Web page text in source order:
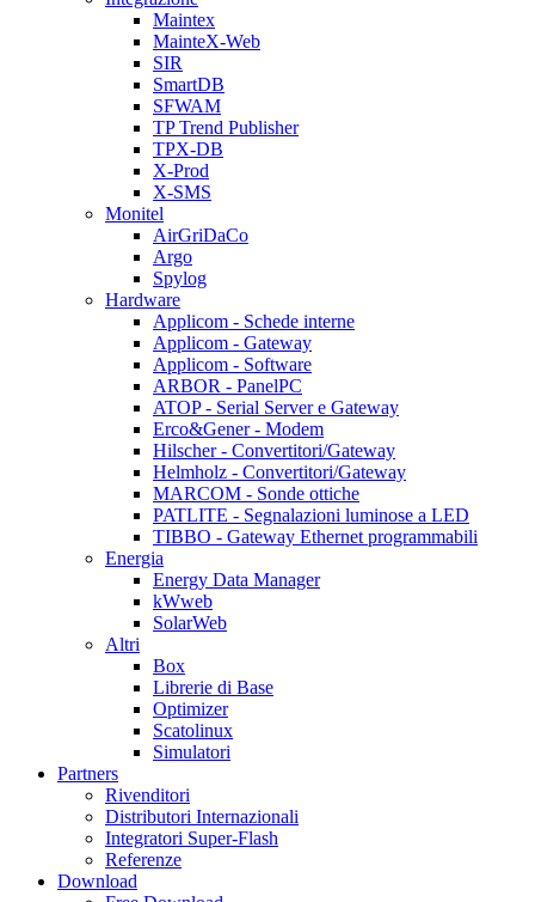
Maintex
MainteX-Web
SIR
SmartDB
SFWAM
TP Trend Publisher
TPX-DB
X-Prod
X-SMS
Monitel
AirGriDaCo
Argo
Spylog
Hardware
Applicom - Schede interne
Applicom - Gateway
Applicom - Software
ARBOR - PanelPC
ATOP - Serial Server e Gateway
Erco&Gener - Modem
Hilscher - Convertitori/Gateway
Helmholz - Convertitori/Gateway
MARCOM - Sonde ottiche
PATLITE - Segnalazioni luminose a LED
TIBBO - Gateway Ethernet programmabili
Energia
Energy Data Manager
kWweb
SolarWeb
Altri
Box
Librerie di Base
Optimizer
Scatolinux
Simulatori
Partners
Rivenditori
Distributori Internazionali
Integratori Super-Flash
Referenze
Download